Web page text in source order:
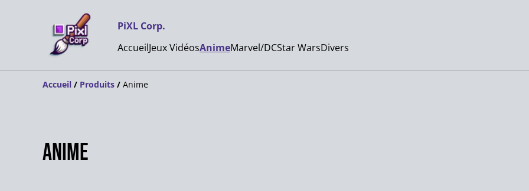
PiXL Corp.
AccueilJeux VidéosAnimeMarvel/DCStar WarsDivers
Accueil / Produits / Anime
Anime